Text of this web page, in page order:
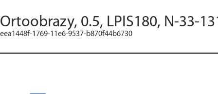
Ortoobrazy, 0.5, LPIS180, N-33-
eea1448f-1769-11e6-9537-b870f44b6730